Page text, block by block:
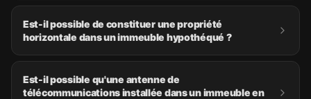
Est-il possible de constituer une propriété
horizontale dans un immeuble hypothéqué ?
Est-il possible qu'une antenne de
télécommunications installée dans un immeuble en